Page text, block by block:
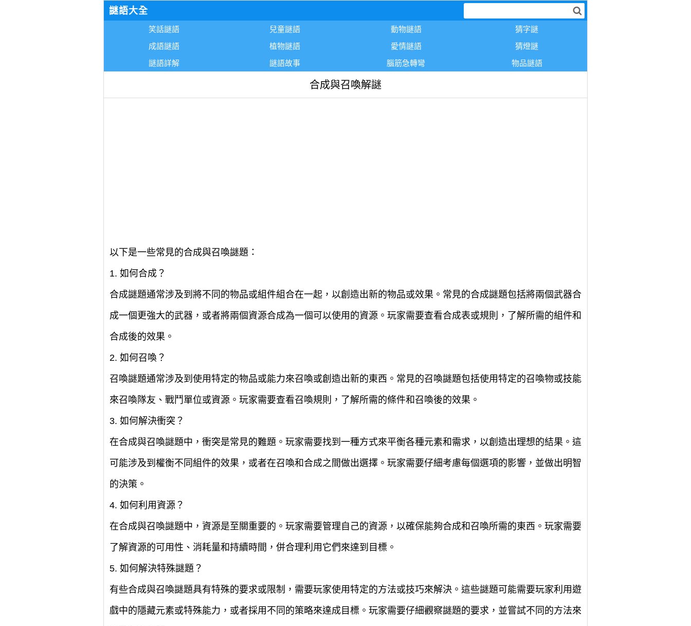
謎語大全
笑話謎語 兒童謎語 動物謎語
猜字謎
成語謎語
植物謎語 愛情謎語
猜燈謎
謎語詳解
謎語故事 腦筋急轉彎 物品謎語
合成與召喚解謎
以下是一些常見的合成與召喚謎題：
1. 如何合成？
合成謎題通常涉及到將不同的物品或組件組合在一起，以創造出新的物品或效果。常見的合成謎題包括將兩個武器合
成一個更強大的武器，或者將兩個資源合成為一個可以使用的資源。玩家需要查看合成表或規則，了解所需的組件和
合成後的效果。
2. 如何召喚？
召喚謎題通常涉及到使用特定的物品或能力來召喚或創造出新的東西。常見的召喚謎題包括使用特定的召喚物或技能
來召喚隊友、戰鬥單位或資源。玩家需要查看召喚規則，了解所需的條件和召喚後的效果。
3. 如何解決衝突？
在合成與召喚謎題中，衝突是常見的難題。玩家需要找到一種方式來平衡各種元素和需求，以創造出理想的結果。這
可能涉及到權衡不同組件的效果，或者在召喚和合成之間做出選擇。玩家需要仔細考慮每個選項的影響，並做出明智
的決策。
4. 如何利用資源？
在合成與召喚謎題中，資源是至關重要的。玩家需要管理自己的資源，以確保能夠合成和召喚所需的東西。玩家需要
了解資源的可用性、消耗量和持續時間，併合理利用它們來達到目標。
5. 如何解決特殊謎題？
有些合成與召喚謎題具有特殊的要求或限制，需要玩家使用特定的方法或技巧來解決。這些謎題可能需要玩家利用遊
戲中的隱藏元素或特殊能力，或者採用不同的策略來達成目標。玩家需要仔細觀察謎題的要求，並嘗試不同的方法來